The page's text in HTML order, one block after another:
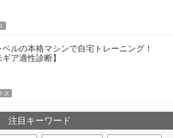
ベルの本格マシンで自宅トレーニング！
ギア適性診断】
ス
注目キーワード